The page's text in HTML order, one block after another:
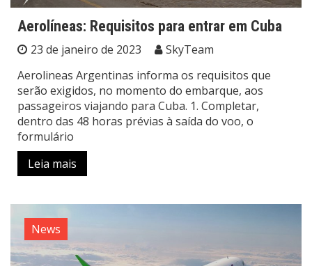
Aerolíneas: Requisitos para entrar em Cuba
23 de janeiro de 2023
SkyTeam
Aerolineas Argentinas informa os requisitos que
serão exigidos, no momento do embarque, aos
passageiros viajando para Cuba. 1. Completar,
dentro das 48 horas prévias à saída do voo, o
formulário
Leia mais
News